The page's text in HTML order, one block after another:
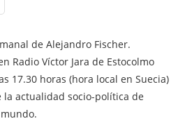
de Alejandro Fischer.
Radio Víctor Jara de Estocolmo
17.30 horas (hora local en Suecia)
actualidad socio-política de